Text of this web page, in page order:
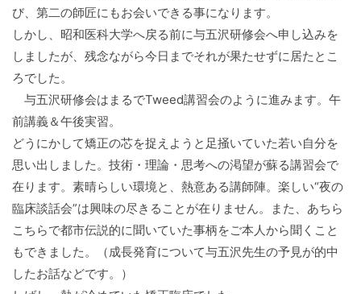
び、第二の師匠にもお会いできる事になります。
しかし、昭和医科大学へ戻る前に与五沢研修会へ申し込みを
しましたが、残念ながら今日までそれが果たせずに居たとこ
ろでした。
与五沢研修会はまるでTweed講習会のように進みます。午
前講義＆午後実習。
どうにかして矯正の芯を捉えようと足掻いていた若い自分を
思い出しました。技術・理論・思考への渇望が蘇る講習会で
在ります。素晴らしい環境と、熱意ある講師陣。楽しい“夜の
臨床談話会”は興味の尽きることが在りません。また、あちら
こちらで都市伝説的に聞いていた事柄をご本人から聞くこと
もできました。（成長発育について与五沢先生の予見が的中
したお話などです。）